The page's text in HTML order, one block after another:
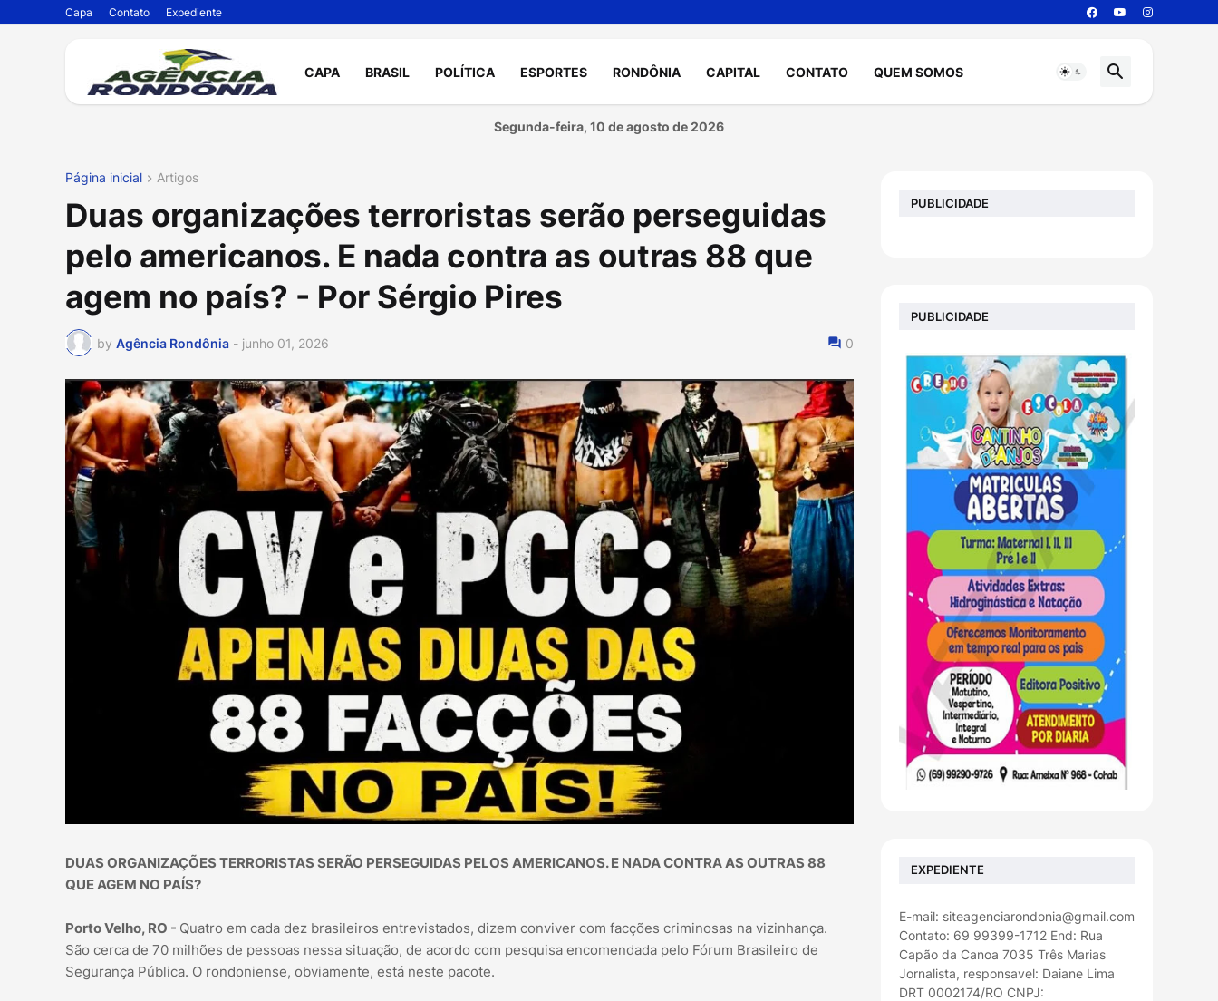
Capa Contato Expediente
CAPA BRASIL POLÍTICA ESPORTES RONDÔNIA CAPITAL CONTATO QUEM SOMOS
Segunda-feira, 10 de agosto de 2026
Página inicial Artigos
Duas organizações terroristas serão perseguidas
pelo americanos. E nada contra as outras 88 que
agem no país? - Por Sérgio Pires
by Agência Rondônia - junho 01, 2026 0
DUAS ORGANIZAÇÕES TERRORISTAS SERÃO PERSEGUIDAS PELOS AMERICANOS. E NADA CONTRA AS OUTRAS 88
QUE AGEM NO PAÍS?
Porto Velho, RO - Quatro em cada dez brasileiros entrevistados, dizem conviver com facções criminosas na vizinhança.
São cerca de 70 milhões de pessoas nessa situação, de acordo com pesquisa encomendada pelo Fórum Brasileiro de
Segurança Pública. O rondoniense, obviamente, está neste pacote.
PUBLICIDADE
PUBLICIDADE
EXPEDIENTE
E-mail: siteagenciarondonia@gmail.com
Contato: 69 99399-1712 End: Rua
Capão da Canoa 7035 Três Marias
Jornalista, responsavel: Daiane Lima
DRT 0002174/RO CNPJ: